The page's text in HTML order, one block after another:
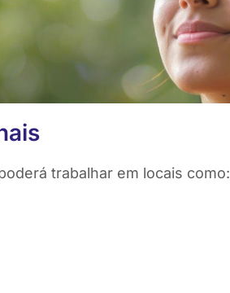
trabalhar em locais como: